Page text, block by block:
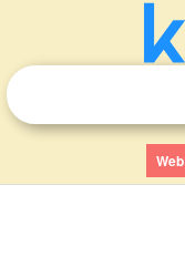
Web